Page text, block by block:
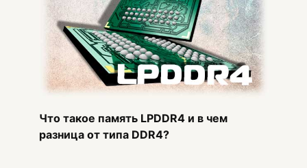
Что такое память LPDDR4 и в чем
разница от типа DDR4?